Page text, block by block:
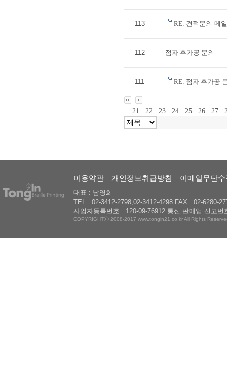
113 RE: 견적문의-메
112 점자 후가공 문의
111 RE: 점자 후가공
21 22 23 24 25 26 27
이용약관 개인정보취급방침 이메일무단
대표 : 남영희
TEL : 02-3412-2798,02-3412-4298 FAX : 02-6280-
사업자등록번호 : 120-09-76912 통신 판매업 신고번
COPYRIGHTⓒ 2008-2017 www.tongin21.co.kr All Rights